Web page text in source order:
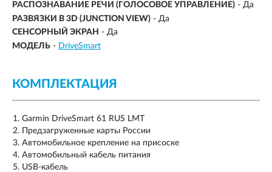
РАСПОЗНАВАНИЕ РЕЧИ (ГОЛОСОВОЕ УПРАВЛЕНИЕ) - Да
РАЗВЯЗКИ В 3D (JUNCTION VIEW) - Да
СЕНСОРНЫЙ ЭКРАН - Да
МОДЕЛЬ - DriveSmart
КОМПЛЕКТАЦИЯ
Garmin DriveSmart 61 RUS LMT
Предзагруженные карты России
Автомобильное крепление на присоске
Автомобильный кабель питания
USB-кабель